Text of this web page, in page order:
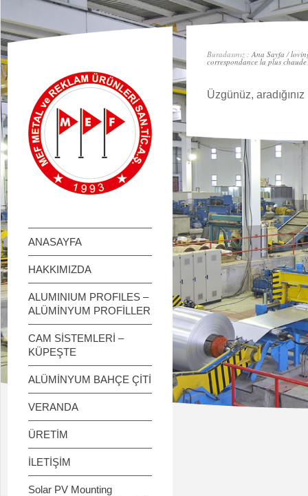
займ онлайн
ANASAYFA
HAKKIMIZDA
ALUMINIUM PROFILES –
ALÜMİNYUM PROFİLLER
CAM SİSTEMLERİ –
KÜPEŞTE
ALÜMİNYUM BAHÇE ÇİTİ
VERANDA
ÜRETİM
İLETİŞİM
Solar PV Mounting
Buradasınız :Ana Sayfa /
correspondance la plus chaude
Üzgünüz,